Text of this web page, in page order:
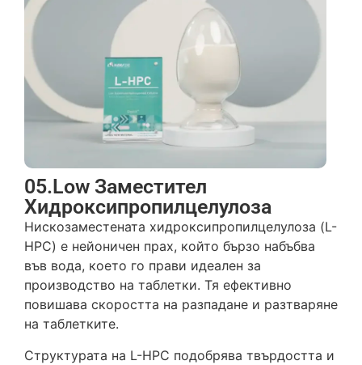
05.Low Заместител
Хидроксипропилцелулоза
Нискозаместената хидроксипропилцелулоза (L-
HPC) е нейоничен прах, който бързо набъбва
във вода, което го прави идеален за
производство на таблетки. Тя ефективно
повишава скоростта на разпадане и разтваряне
на таблетките.
Структурата на L-HPC подобрява твърдостта и